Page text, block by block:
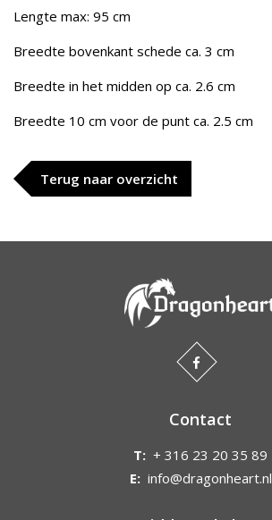
Lengte max: 95 cm
Breedte bovenkant schede ca. 3 cm
Breedte in het midden op ca. 2.6 cm
Breedte 10 cm voor de punt ca. 2.5 cm
Terug naar overzicht
Contact
T: + 316 23 20 35 89
E: info@dragonheart.nl